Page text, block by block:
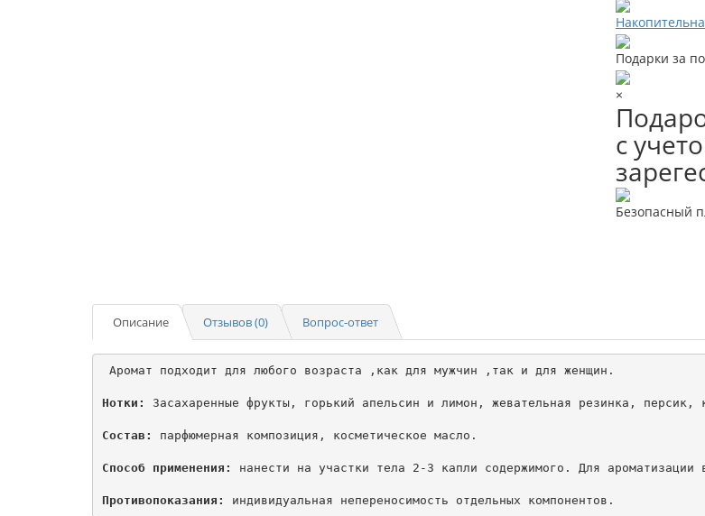
Подарки за
×
с
Безопасный
Описание Отзывов (0) Вопрос-ответ
Аромат подходит для любого возраста ,как для мужчин ,так и для женщин.
Нотки: Засахаренные фрукты, горький апельсин и лимон, жевательная резинка, персик,
Состав: парфюмерная композиция, косметическое масло.
Способ применения: нанести на участки тела 2-3 капли содержимого. Для
Противопоказания: индивидуальная непереносимость отдельных компонентов.